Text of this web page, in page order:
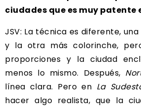
ciudades que es muy patente
JSV: La técnica es diferente,
y la otra más colorinche,
proporciones y la ciudad
menos lo mismo. Después,
línea clara. Pero en La
hacer algo realista, que la